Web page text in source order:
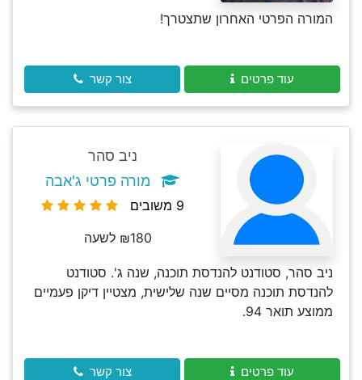
המורה הפרטי האחרון שתצטרך!
עוד פרטים צור קשר
ניב סהר
מורה פרטי ג'אבה
9 משובים
₪180 לשעה
ניב סהר, סטודנט להנדסת תוכנה, שנה ג'. סטודנט
להנדסת תוכנה מסיים שנה שלישית, מצטיין דיקן פעמיים
ממוצע תואר 94.
עוד פרטים צור קשר